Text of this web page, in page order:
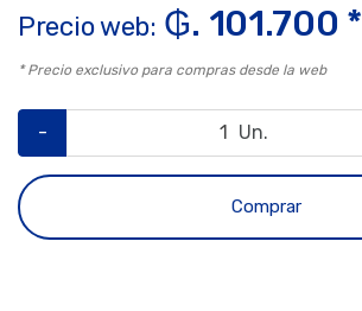
Precio web: ₲. 101.700 *
* Precio exclusivo para compras desde la web
- Un.
Comprar